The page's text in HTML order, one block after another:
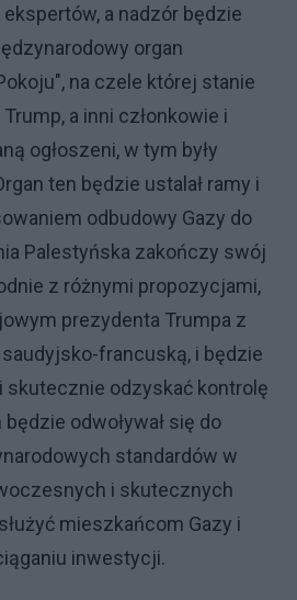
a nadzór będzie
organ
na czele której stanie
a inni członkowie i
ogłoszeni, w tym były
ten będzie ustalał ramy i
odbudowy Gazy do
Palestyńska zakończy swój
z różnymi propozycjami,
prezydenta Trumpa z
francuską, i będzie
skutecznie odzyskać kontrolę
będzie odwoływał się do
standardów w
i skutecznych
mieszkańcom Gazy i
inwestycji.